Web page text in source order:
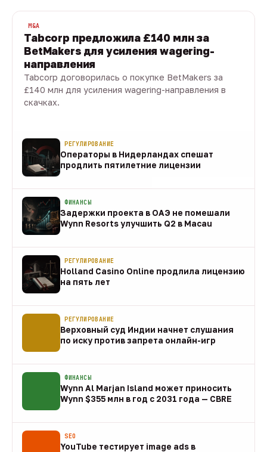
M&A
Tabcorp предложила £140 млн за
BetMakers для усиления wagering-
направления
Tabcorp договорилась о покупке BetMakers за
£140 млн для усиления wagering-направления в
скачках.
РЕГУЛИРОВАНИЕ
Операторы в Нидерландах спешат
продлить пятилетние лицензии
ФИНАНСЫ
Задержки проекта в ОАЭ не помешали
Wynn Resorts улучшить Q2 в Macau
РЕГУЛИРОВАНИЕ
Holland Casino Online продлила лицензию
на пять лет
РЕГУЛИРОВАНИЕ
Верховный суд Индии начнет слушания
по иску против запрета онлайн-игр
ФИНАНСЫ
Wynn Al Marjan Island может приносить
Wynn $355 млн в год с 2031 года — CBRE
SEO
YouTube тестирует image ads в